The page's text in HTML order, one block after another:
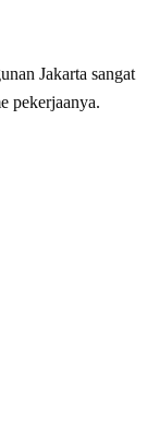
Jakarta sangat
pekerjaanya.